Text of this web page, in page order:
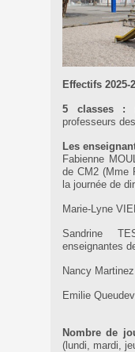
Effectifs 2025-
5 classes :
professeurs
Les
Fabienne
de CM2 (Mme
la journée de
Marie-Lyne
Sandrine
enseignantes
Nancy
Emilie
Nombre de
(lundi, mardi,